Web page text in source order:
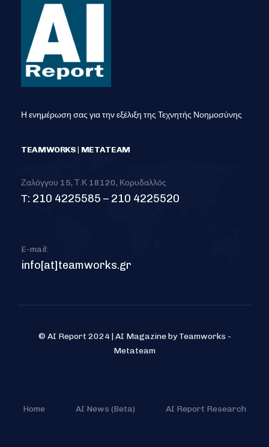
Η ενημέρωση σας για την εξέλιξη της Τεχνητής Νοημοσύνης
TEAMWORKS | METATEAM
Ζαλόγγου 15, Τ.Κ 18120, Κορυδαλλός
Τ: 210 4225585 – 210 4225520
E-mail:
info[at]teamworks.gr
© AI Report 2024 | AI Magazine by Teamworks -
Metateam
Home AI News (Beta) AI Report Research